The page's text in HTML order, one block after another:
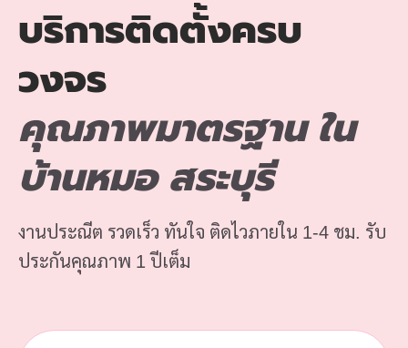
บริการติดตั้งครบ
วงจร
คุณภาพมาตรฐาน ใน
บ้านหมอ สระบุรี
งานประณีต รวดเร็ว ทันใจ ติดไวภายใน 1-4 ชม. รับ
ประกันคุณภาพ 1 ปีเต็ม